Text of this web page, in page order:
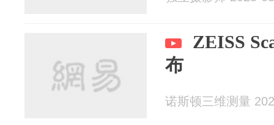
ZEISS
布
诺斯顿三维测量